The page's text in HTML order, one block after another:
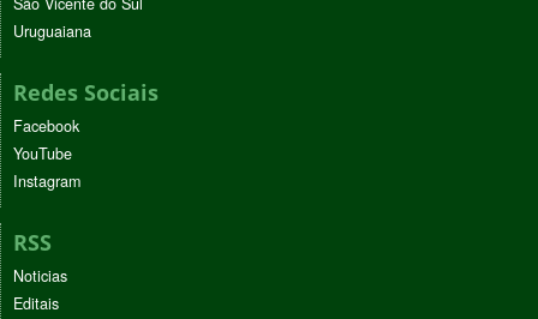
Uruguaiana
Redes Sociais
Facebook
YouTube
Instagram
RSS
Noticias
Editais